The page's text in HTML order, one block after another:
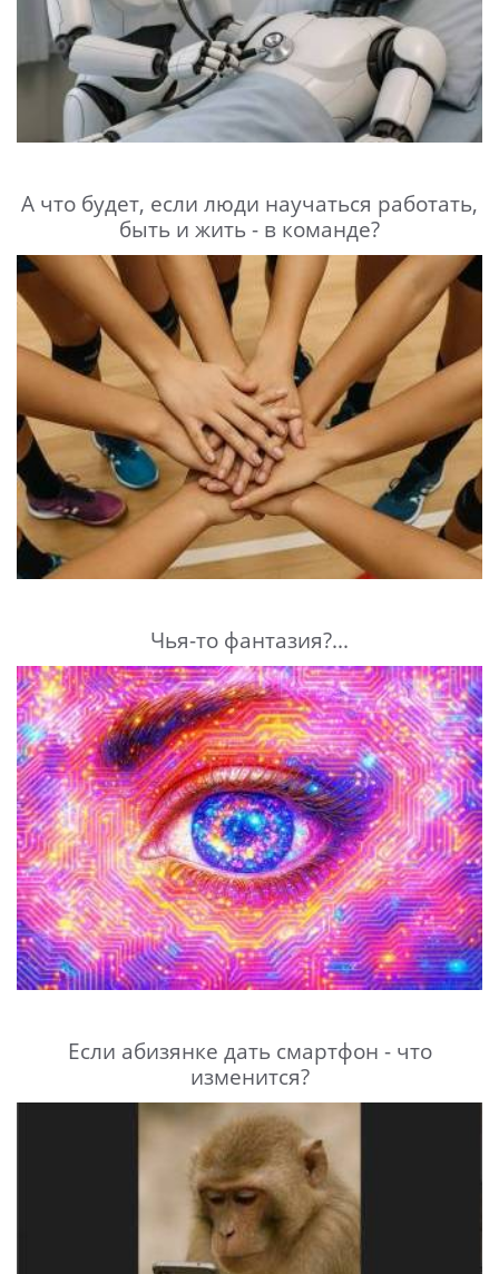
А что будет, если люди научаться работать,
быть и жить - в команде?
Чья-то фантазия?...
Если абизянке дать смартфон - что
изменится?